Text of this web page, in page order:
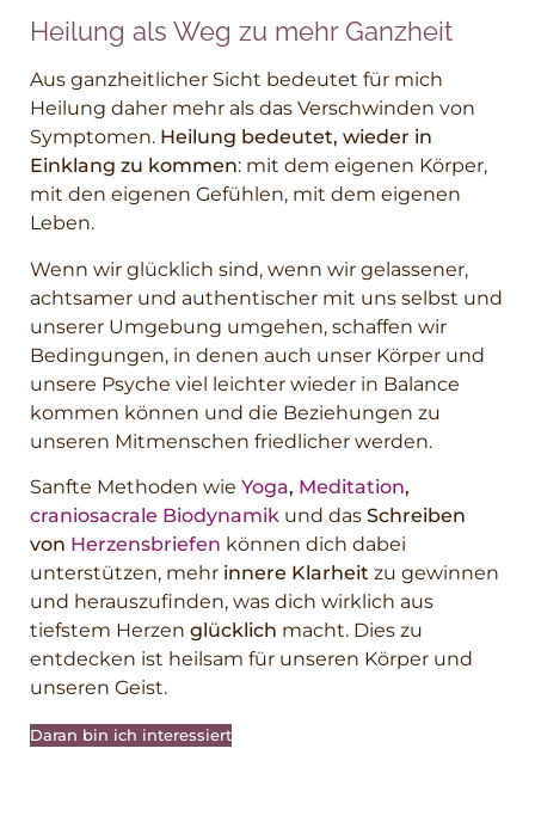
Heilung als Weg zu mehr Ganzheit
Aus ganzheitlicher Sicht bedeutet für mich
Heilung daher mehr als das Verschwinden von
Symptomen. Heilung bedeutet, wieder in
Einklang zu kommen: mit dem eigenen Körper,
mit den eigenen Gefühlen, mit dem eigenen
Leben.
Wenn wir glücklich sind, wenn wir gelassener,
achtsamer und authentischer mit uns selbst und
unserer Umgebung umgehen, schaffen wir
Bedingungen, in denen auch unser Körper und
unsere Psyche viel leichter wieder in Balance
kommen können und die Beziehungen zu
unseren Mitmenschen friedlicher werden.
Sanfte Methoden wie Yoga, Meditation,
craniosacrale Biodynamik und das Schreiben
von Herzensbriefen können dich dabei
unterstützen, mehr innere Klarheit zu gewinnen
und herauszufinden, was dich wirklich aus
tiefstem Herzen glücklich macht. Dies zu
entdecken ist heilsam für unseren Körper und
unseren Geist.
Daran bin ich interessiert